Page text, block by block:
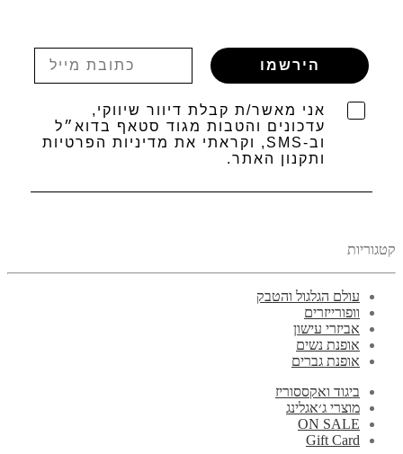
הירשמו
אני מאשר/ת קבלת דיוור שיווקי,
עדכונים והטבות מגוד סטאף בדוא״ל
וב-SMS, וקראתי את מדיניות הפרטיות
ותקנון האתר.
קטגוריות
עולם הגלגול והטבק
וופורייזרים
אביזרי עישון
אופנת נשים
אופנת גברים
ביגוד ואקססוריז
מוצרי ג׳אגלינג
ON SALE
Gift Card